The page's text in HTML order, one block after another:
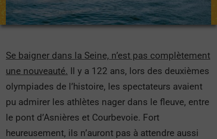
Se baigner dans la Seine, n’est pas complètement
une nouveauté. Il y a 122 ans, lors des deuxièmes
olympiades de l’histoire, les spectateurs avaient
pu admirer les athlètes nager dans le fleuve, entre
le pont d’Asnières et Courbevoie. Fort
heureusement, ils n’auront pas à attendre aussi